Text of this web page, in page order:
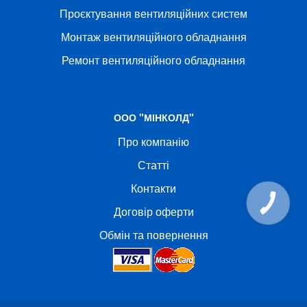
Проєктування вентиляційних систем
Монтаж вентиляційного обладнання
Ремонт вентиляційного обладнання
ООО "МІНКОЛД"
Про компанію
Статті
Контакти
Договір оферти
Обмін та повернення
КНОПКА
СВЯЗИ